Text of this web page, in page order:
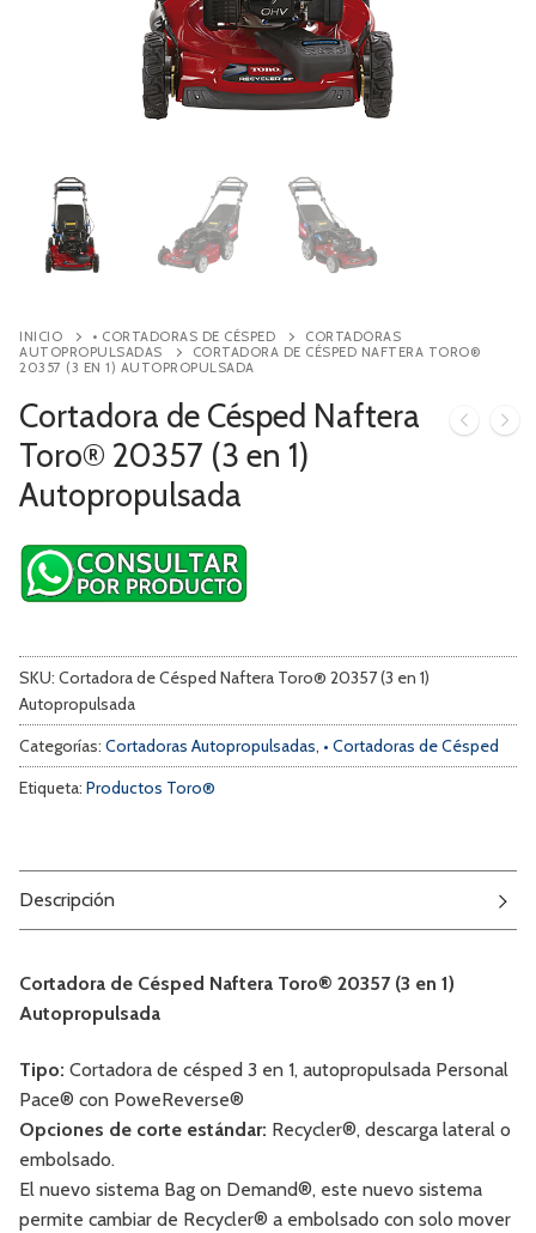
Contacto
INICIO • CORTADORAS DE CÉSPED
CORTADORAS
AUTOPROPULSADAS
CORTADORA DE CÉSPED NAFTERA TORO®
20357 (3 EN 1) AUTOPROPULSADA
Cortadora de Césped Naftera
Toro® 20357 (3 en 1)
Autopropulsada
SKU: Cortadora de Césped Naftera Toro® 20357 (3 en 1)
Autopropulsada
Categorías: Cortadoras Autopropulsadas, • Cortadoras de Césped
Etiqueta: Productos Toro®
Descripción
Cortadora de Césped Naftera Toro® 20357 (3 en 1)
Autopropulsada
Tipo: Cortadora de césped 3 en 1, autopropulsada Personal
Pace® con PoweReverse®
Opciones de corte estándar: Recycler®, descarga lateral o
embolsado.
El nuevo sistema Bag on Demand®, este nuevo sistema
permite cambiar de Recycler® a embolsado con solo mover